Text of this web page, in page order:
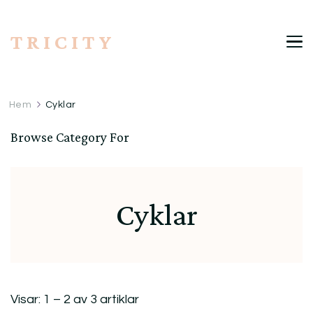
T R I C I T Y
Hem Cyklar
Browse Category For
Cyklar
Visar: 1 – 2 av 3 artiklar